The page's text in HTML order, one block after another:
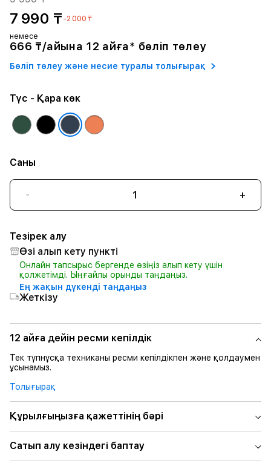
7 990 ₸ -2 000 ₸
немесе
666 ₸/айына 12 айға* бөліп төлеу
Бөліп төлеу және несие туралы толығырақ
Түс - Қара көк
Саны
- +
Тезірек алу
Өзі алып кету пункті
Онлайн тапсырыс бергенде өзіңіз алып кету үшін
қолжетімді. Ыңғайлы орынды таңдаңыз.
Ең жақын дүкенді таңдаңыз
Жеткізу
12 айға дейін ресми кепілдік
Тек түпнұсқа техниканы ресми кепілдікпен және қолдаумен
ұсынамыз.
Толығырақ
Құрылғыңызға қажеттінің бәрі
Сатып алу кезіндегі баптау